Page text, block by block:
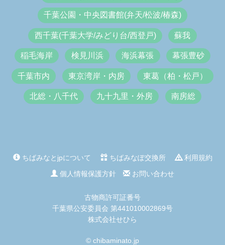
千葉公園・中央図書館(弁天/松波/椿森)
西千葉(千葉大学/みどり台/西登戸) 蘇我
稲毛海岸 検見川浜 海浜幕張 幕張豊砂
千葉市内 東京湾岸・内房 東葛（柏・松戸）
北総・八千代 九十九里・外房 南房総
ちばみなとjpについて ちばみなぽ交換所
利用規約
個人情報保護方針
お問い合わせ
古物商許可証番号
千葉県公安委員会 第441010002869号
株式会社せひら
© chibaminato.jp